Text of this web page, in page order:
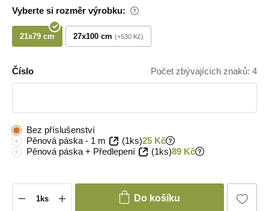
Vyberte si rozměr výrobku:
21x79 cm 27x100 cm +530 Kč
Číslo Počet zbývajících znaků: 4
Bez příslušenství
Pěnová páska - 1 m
(1ks)25 Kč
Pěnová páska + Předlepení
(1ks)89 Kč
Do košíku